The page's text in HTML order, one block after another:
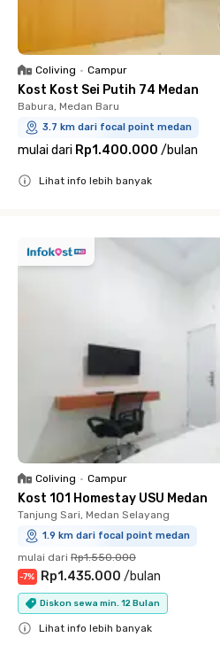
Coliving • Campur
Kost Kost Sei Putih 74 Medan
Babura, Medan Baru
3.7 km dari focal point medan
mulai dari Rp1.400.000 /bulan
Lihat info lebih banyak
Coliving • Campur
Kost 101 Homestay USU Medan
Tanjung Sari, Medan Selayang
1.9 km dari focal point medan
mulai dari Rp1.550.000
-7% Rp1.435.000 /bulan
Diskon sewa min. 12 Bulan
Lihat info lebih banyak